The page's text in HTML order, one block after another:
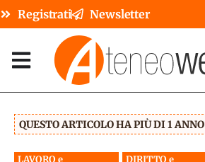
Registrati Newsletter
QUESTO ARTICOLO HA PIÙ DI 1 ANNO
LAVORO e
DIRITTO e